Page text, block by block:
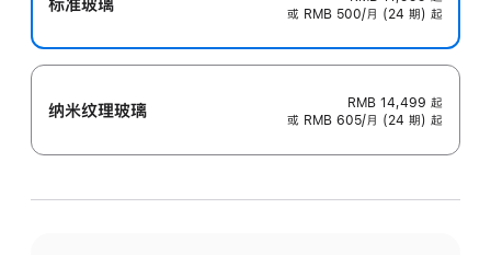
或 RMB 500/月 (24 期) 起
纳米纹理玻璃 RMB 14,499 起
或 RMB 605/月 (24 期) 起